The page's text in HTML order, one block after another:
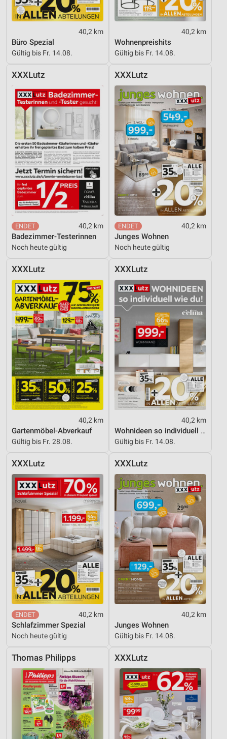
40,2 km
Büro Spezial
Gültig bis Fr. 14.08.
40,2 km
Wohnenpreishits
Gültig bis Fr. 14.08.
XXXLutz
40,2 km
Badezimmer-Testerinnen
Noch heute gültig
XXXLutz
40,2 km
Junges Wohnen
Noch heute gültig
XXXLutz
40,2 km
Gartenmöbel-Abverkauf
Gültig bis Fr. 28.08.
XXXLutz
40,2 km
Wohnideen so individuell wie du!
Gültig bis Fr. 14.08.
XXXLutz
40,2 km
Schlafzimmer Spezial
Noch heute gültig
XXXLutz
40,2 km
Junges Wohnen
Gültig bis Fr. 14.08.
Thomas Philipps XXXLutz
Werbung